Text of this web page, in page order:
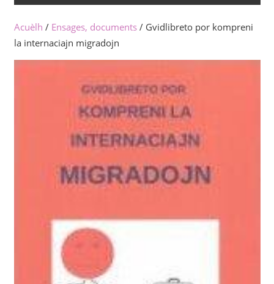
Acuèlh / Ensages, documents/ Gvidlibreto por kompreni
la internaciajn migradojn